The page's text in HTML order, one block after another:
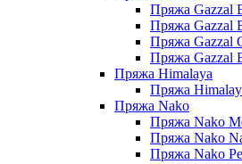
Пряжа Gazzal
Пряжа Gazzal
Пряжа Gazzal
Пряжа Gazzal
Пряжа Himalaya
Пряжа
Пряжа Nako
Пряжа Nako
Пряжа Nako
Пряжа Nako